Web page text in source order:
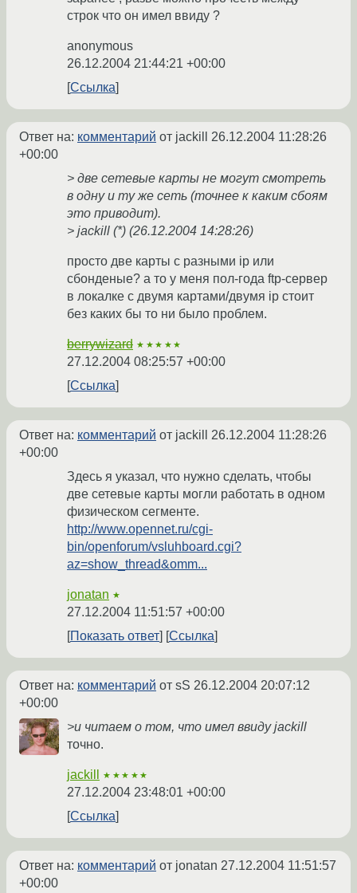
строк что он имел ввиду ?
anonymous
26.12.2004 21:44:21 +00:00
Ссылка
Ответ на: комментарий от jackill 26.12.2004 11:28:26
+00:00
> две сетевые карты не могут смотреть
в одну и ту же сеть (точнее к каким сбоям
это приводит).
> jackill (*) (26.12.2004 14:28:26)
просто две карты с разными ip или
сбонденые? а то у меня пол-года ftp-сервер
в локалке с двумя картами/двумя ip стоит
без каких бы то ни было проблем.
berrywizard ★★★★★
27.12.2004 08:25:57 +00:00
Ссылка
Ответ на: комментарий от jackill 26.12.2004 11:28:26
+00:00
Здесь я указал, что нужно сделать, чтобы
две сетевые карты могли работать в одном
физическом сегменте.
http://www.opennet.ru/cgi-
bin/openforum/vsluhboard.cgi?
az=show_thread&omm...
jonatan ★
27.12.2004 11:51:57 +00:00
Показать ответ
Ссылка
Ответ на: комментарий от sS 26.12.2004 20:07:12
+00:00
>и читаем о том, что имел ввиду jackill
точно.
jackill ★★★★★
27.12.2004 23:48:01 +00:00
Ссылка
Ответ на: комментарий от jonatan 27.12.2004 11:51:57
+00:00